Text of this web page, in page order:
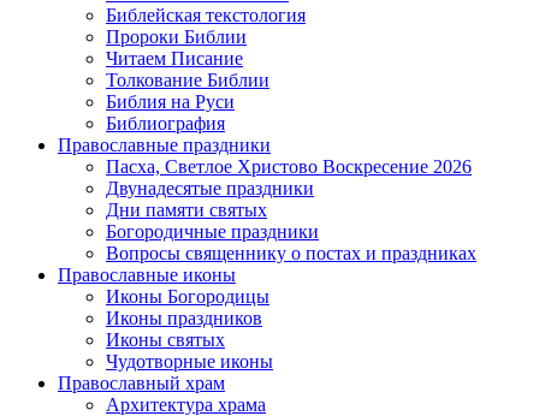
Библейская текстология
Пророки Библии
Читаем Писание
Толкование Библии
Библия на Руси
Библиография
Православные праздники
Пасха, Светлое Христово Воскресение 2026
Двунадесятые праздники
Дни памяти святых
Богородичные праздники
Вопросы священнику о постах и праздниках
Православные иконы
Иконы Богородицы
Иконы праздников
Иконы святых
Чудотворные иконы
Православный храм
Архитектура храма